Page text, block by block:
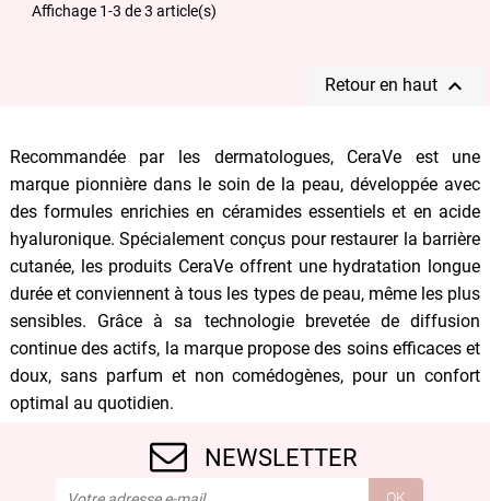
Affichage 1-3 de 3 article(s)
Retour en haut 
Recommandée par les dermatologues, CeraVe est une
marque pionnière dans le soin de la peau, développée avec
des formules enrichies en céramides essentiels et en acide
hyaluronique. Spécialement conçus pour restaurer la barrière
cutanée, les produits CeraVe offrent une hydratation longue
durée et conviennent à tous les types de peau, même les plus
sensibles. Grâce à sa technologie brevetée de diffusion
continue des actifs, la marque propose des soins efficaces et
doux, sans parfum et non comédogènes, pour un confort
optimal au quotidien.
NEWSLETTER